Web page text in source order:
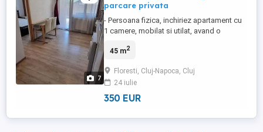
7
parcare privata
- Persoana fizica, inchiriez apartament cu
1 camere, mobilat si utilat, avand o
str sesu de sus, la parter. - Apartamentul
bucatarie, hol, baie, balcon, parcare
privata, dar si o frumoasa curte gradina
privata, pavata ...
45 m2
Floresti, Cluj-Napoca, Cluj
24 iulie
350 EUR